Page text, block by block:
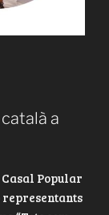
a
Popular
representants